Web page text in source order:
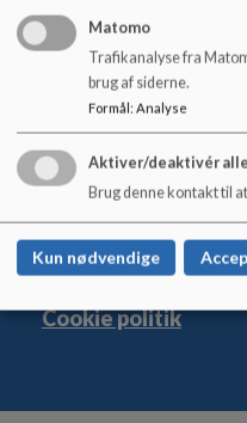
Skt. Klemensskolen
Dahlsvej 1, 5260
+45 63757700
Sitemap
Cookie politik
Matomo
Trafikanalyse fra
brug af siderne.
Formål: Analyse
Aktiver/deaktivér alle
Brug denne kontakt til
Kun nødvendige